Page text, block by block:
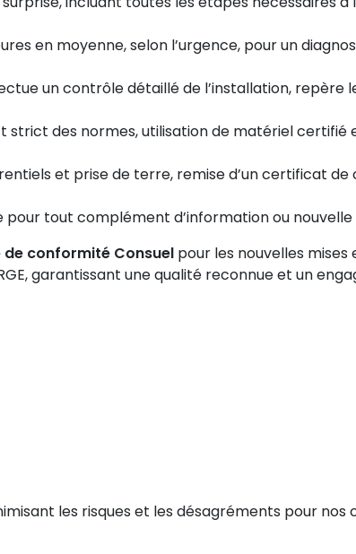
en moyenne, selon l’urgence, pour un
un contrôle détaillé de l’installation, repère
strict des normes, utilisation de matériel certifié
et prise de terre, remise d’un certificat
tout complément d’information ou
conformité Consuel pour les nouvelles mises
garantissant une qualité reconnue et un
les risques et les désagréments pour nos